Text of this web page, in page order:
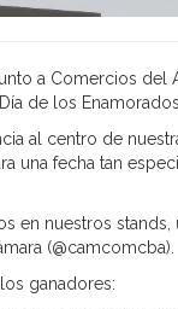
a Comercios del
de los
al centro de
una fecha tan
en nuestros
(@camcomcba).
ganadores: